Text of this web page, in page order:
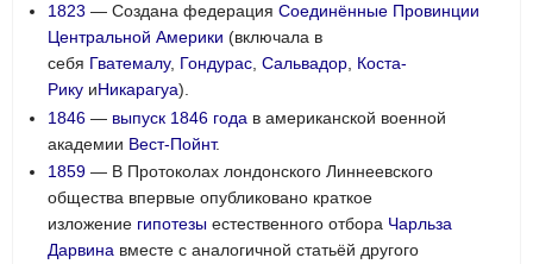
1823 — Создана федерацияСоединённые Провинции
Центральной Америки (включала в
себя Гватемалу, Гондурас ,Сальвадор Коста-
Рику иНикарагуа).
1846 — выпуск 1846 года в американской военной
академии Вест-Пойнт.
1859 — В Протоколах лондонского Линнеевского
общества впервые опубликовано краткое
изложение гипотезы естественного отбора Чарльза
Дарвина вместе с аналогичной статьёй другого